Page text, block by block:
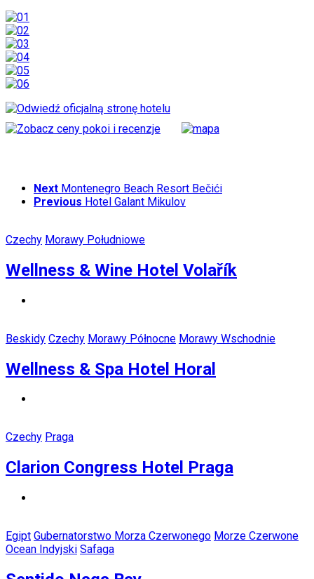
Next Montenegro Beach Resort Bečići
Previous Hotel Galant Mikulov
Czechy Morawy Południowe
Wellness & Wine Hotel Volařík
Beskidy Czechy Morawy Północne Morawy Wschodnie
Wellness & Spa Hotel Horal
Czechy Praga
Clarion Congress Hotel Praga
Egipt Gubernatorstwo Morza Czerwonego Morze Czerwone
Ocean Indyjski Safaga